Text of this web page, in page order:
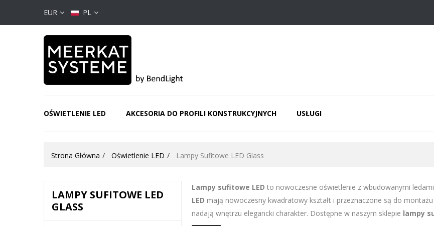
EUR PL
OŚWIETLENIE LED AKCESORIA DO PROFILI KONSTRUKCYJNYCH USŁUGI
Strona Główna Oświetlenie LED Lampy Sufitowe LED Glass
LAMPY SUFITOWE LED
GLASS
Lampy sufitowe LEDto nowoczesne oświetlenie z wbudowanymi
LED mają nowoczesny kwadratowy kształt i przeznaczone są do
nadają wnętrzu elegancki charakter. Dostępne w naszym sklepie lampy